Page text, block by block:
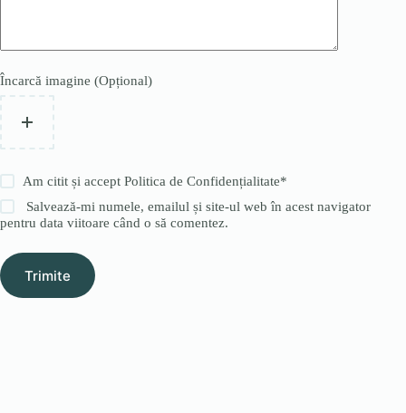
Încarcă imagine (Opțional)
Am citit și acceptPolitica de Confidențialitate*
Salvează-mi numele, emailul și site-ul web în acest navigator
pentru data viitoare când o să comentez.
Trimite